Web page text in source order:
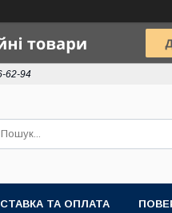
62-94
ТА ОПЛАТА